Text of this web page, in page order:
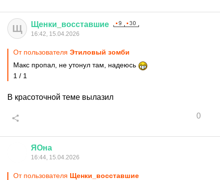
Щ Щенки восставшие
16:42, 15.04.2026
От пользователя Этиловый зомби
Макс пропал, не утонул там, надеюсь
1 / 1
В красоточной теме вылазил
0
ЯОна
16:44, 15.04.2026
От пользователя Щенки_восставшие